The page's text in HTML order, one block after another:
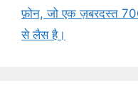
फ़ोन, जो एक ज़बरदस्त
से लैस है।